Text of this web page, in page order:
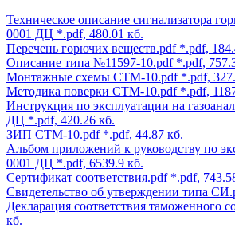
Техническое описание сигнализатора
0001 ДЦ *.pdf, 480.01 кб.
Перечень горючих веществ.pdf*.pdf,
Описание типа №11597-10.pdf*.pdf,
Монтажные схемы СТМ-10.pdf*.pdf,
Методика поверки СТМ-10.pdf*.pdf,
Инструкция по эксплуатации на
ДЦ *.pdf, 420.26 кб.
ЗИП СТМ-10.pdf*.pdf, 44.87 кб.
Альбом приложений к руководству по
0001 ДЦ *.pdf, 6539.9 кб.
Сертификат соответствия.pdf*.pdf,
Свидетельство об утверждении типа
Декларация соответствия таможенного
кб.